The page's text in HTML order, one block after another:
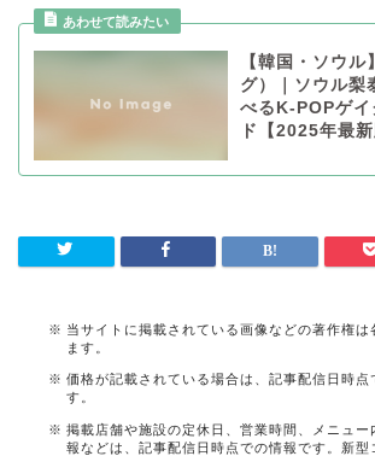
【韓国・ソウ
グ）｜ソウル梨
べるK-POPゲイ
ド【2025年最新
当サイトに掲載されている画像などの著作権は
ます。
価格が記載されている場合は、記事配信日時点
す。
掲載店舗や施設の定休日、営業時間、メニュー
報などは、記事配信日時点での情報です。新型